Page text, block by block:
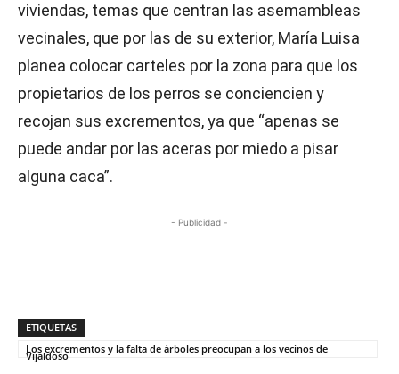
viviendas, temas que centran las asemambleas
vecinales, que por las de su exterior, María Luisa
planea colocar carteles por la zona para que los
propietarios de los perros se conciencien y
recojan sus excrementos, ya que “apenas se
puede andar por las aceras por miedo a pisar
alguna caca”.
- Publicidad -
ETIQUETAS
Los excrementos y la falta de árboles preocupan a los vecinos de
Vijaldoso